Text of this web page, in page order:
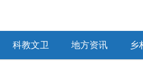
科教文卫 地方资讯 乡